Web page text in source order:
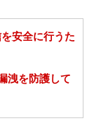
安全に行うた
洩を防護して